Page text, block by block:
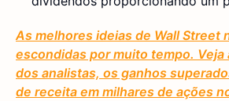
As melhores ideias de Wall Street
escondidas por muito tempo. Veja
dos analistas, os ganhos
de receita em milhares de ações